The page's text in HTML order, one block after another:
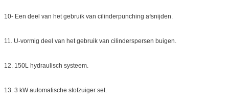
10- Een deel van het gebruik van cilinderpunching afsnijden.
11. U-vormig deel van het gebruik van cilinderspersen buigen.
12. 150L hydraulisch systeem.
13. 3 kW automatische stofzuiger set.